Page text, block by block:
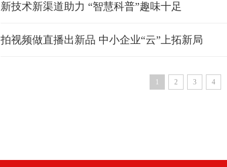
新技术新渠道助力 “智慧科普”趣味十足
拍视频做直播出新品 中小企业“云”上拓新局
1 2 3 4